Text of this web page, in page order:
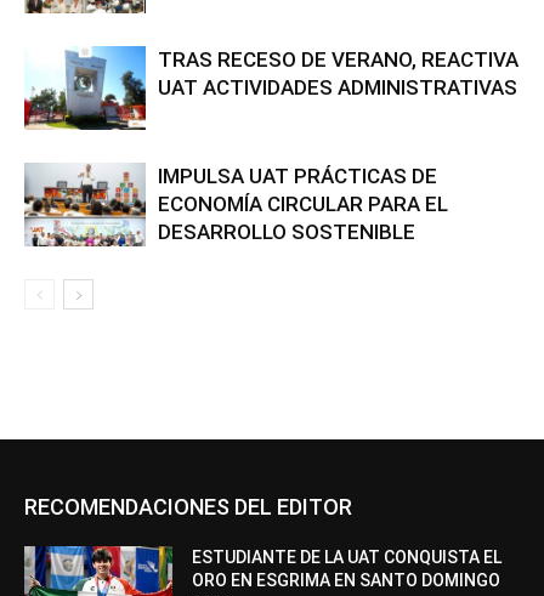
TRAS RECESO DE VERANO, REACTIVA
UAT ACTIVIDADES ADMINISTRATIVAS
IMPULSA UAT PRÁCTICAS DE
ECONOMÍA CIRCULAR PARA EL
DESARROLLO SOSTENIBLE
RECOMENDACIONES DEL EDITOR
ESTUDIANTE DE LA UAT CONQUISTA EL
ORO EN ESGRIMA EN SANTO DOMINGO